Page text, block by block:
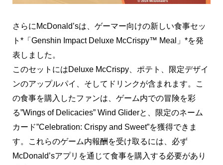
さらにMcDonald’sは、ゲーマー向けの新しい食事セッ
ト*「Genshin Impact Deluxe McCrispy™ Meal」*を発
表しました。
このセットにはDeluxe McCrispy、ポテト、限定デザイ
ンのアップルパイ、そしてドリンクが含まれます。こ
の食事を購入したファンは、ゲーム内での冒険を彩
る”Wings of Delicacies” Wind Gliderと、限定のネーム
カード”Celebration: Crispy and Sweet”を獲得できま
す。これらのゲーム内報酬を受け取るには、必ず
McDonald’sアプリを通じて食事を購入する必要があり